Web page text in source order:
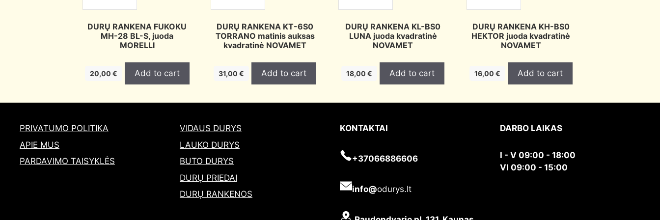
DURŲ RANKENA FUKOKU
MH-28 BL-S, juoda
MORELLI
20,00 € Add to cart
DURŲ RANKENA KT-6S0
TORRANO matinis auksas
kvadratinė NOVAMET
31,00€ Add to cart
DURŲ RANKENA KL-BS0
LUNA juoda kvadratinė
NOVAMET
18,00€ Add to cart
DURŲ RANKENA KH-BS0
HEKTOR juoda kvadratinė
NOVAMET
16,00 € Add to cart
PRIVATUMO POLITIKA
APIE MUS
PARDAVIMO TAISYKLĖS
VIDAUS DURYS
LAUKO DURYS
BUTO DURYS
DURŲ PRIEDAI
DURŲ RANKENOS
KONTAKTAI
+37066886606
info@odurys.lt
DARBO LAIKAS
I - V 09:00 - 18:00
VI 09:00 - 15:00